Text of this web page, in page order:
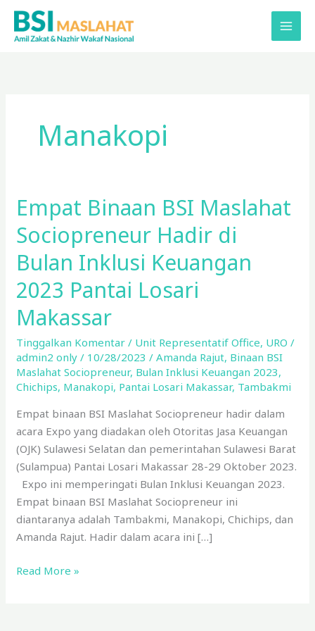
Lewati
konten
Manakopi
Empat Binaan BSI Maslahat
Sociopreneur Hadir di
Bulan Inklusi Keuangan
2023 Pantai Losari
Makassar
Tinggalkan Komentar / Unit Representatif Office, URO /
admin2 only/ 10/28/2023/Amanda Rajut, Binaan BSI
Maslahat Sociopreneur, Bulan Inklusi Keuangan 2023,
Chichips, Manakopi, Pantai Losari Makassar, Tambakmi
Empat binaan BSI Maslahat Sociopreneur hadir dalam
acara Expo yang diadakan oleh Otoritas Jasa Keuangan
(OJK) Sulawesi Selatan dan pemerintahan Sulawesi Barat
(Sulampua) Pantai Losari Makassar 28-29 Oktober 2023.
Expo ini memperingati Bulan Inklusi Keuangan 2023.
Empat binaan BSI Maslahat Sociopreneur ini
diantaranya adalah Tambakmi, Manakopi, Chichips, dan
Amanda Rajut. Hadir dalam acara ini […]
Empat
Binaan
BSI
Maslahat
Sociopreneur
Hadir
di
Bulan
Inklusi
Keuangan
2023
Pantai
Losari
Makassar
Read More »